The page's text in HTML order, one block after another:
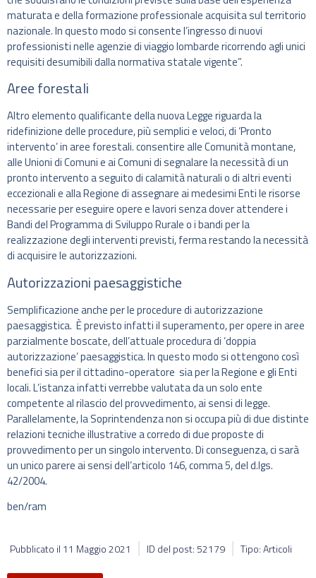
maturata e della formazione professionale acquisita sul territorio
nazionale. In questo modo si consente l’ingresso di nuovi
professionisti nelle agenzie di viaggio lombarde ricorrendo agli unici
requisiti desumibili dalla normativa statale vigente”.
Aree forestali
Altro elemento qualificante della nuova Legge riguarda la
ridefinizione delle procedure, più semplici e veloci, di ‘Pronto
intervento’ in aree forestali. consentire alle Comunità montane,
alle Unioni di Comuni e ai Comuni di segnalare la necessità di un
pronto intervento a seguito di calamità naturali o di altri eventi
eccezionali e alla Regione di assegnare ai medesimi Enti le risorse
necessarie per eseguire opere e lavori senza dover attendere i
Bandi del Programma di Sviluppo Rurale o i bandi per la
realizzazione degli interventi previsti, ferma restando la necessità
di acquisire le autorizzazioni.
Autorizzazioni paesaggistiche
Semplificazione anche per le procedure di autorizzazione
paesaggistica. È previsto infatti il superamento, per opere in aree
parzialmente boscate, dell’attuale procedura di ‘doppia
autorizzazione’ paesaggistica. In questo modo si ottengono così
benefici sia per il cittadino-operatore sia per la Regione e gli Enti
locali. L’istanza infatti verrebbe valutata da un solo ente
competente al rilascio del provvedimento, ai sensi di legge.
Parallelamente, la Soprintendenza non si occupa più di due distinte
relazioni tecniche illustrative a corredo di due proposte di
provvedimento per un singolo intervento. Di conseguenza, ci sarà
un unico parere ai sensi dell’articolo 146, comma 5, del d.lgs.
42/2004.
ben/ram
Pubblicato il 11 Maggio 2021 ID del post: 52179 Tipo: Articoli